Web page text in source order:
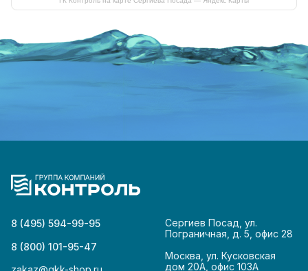
8 (495) 594-99-95
8 (800) 101-95-47
Сергиев Посад, ул.
Пограничная, д. 5, офис 28
Москва, ул. Кусковская
дом 20А, офис 103А